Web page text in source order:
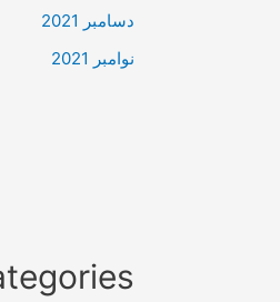
دسامبر 2021
نوامبر 2021